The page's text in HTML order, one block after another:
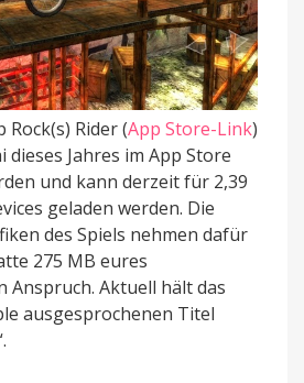
Rider (App Store-Link)
dieses Jahres im App Store
und kann derzeit für 2,39
geladen werden. Die
des Spiels nehmen dafür
275 MB eures
Anspruch. Aktuell hält das
ausgesprochenen Titel